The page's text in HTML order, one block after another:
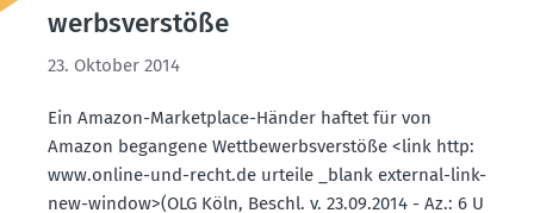
werbs­ver­stöße
23. Oktober 2014
Ein Amazon-Market­place-Händer haftet für von
Amazon begangene Wettbe­werbs­ver­stöße <link http:
www.​online-​und-​recht.​de urteile _blank external-link-
new-window>(OLG Köln, Beschl. v. 23.09.2014 - Az.: 6 U